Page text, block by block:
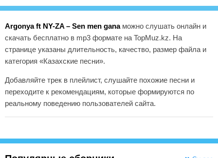
Argonya ft NY-ZA – Sen men ganaможно слушать онлайн и
скачать бесплатно в mp3 формате на TopMuz.kz. На
странице указаны длительность, качество, размер файла и
категория «Казахские песни».
Добавляйте трек в плейлист, слушайте похожие песни и
переходите к рекомендациям, которые формируются по
реальному поведению пользователей сайта.